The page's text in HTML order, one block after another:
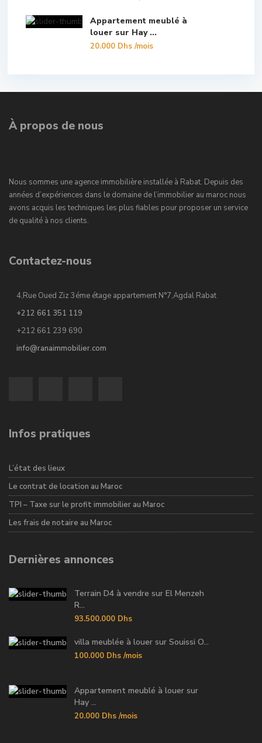
Appartement meublé à
louer sur Hay ...
20.000 Dhs/mois
À propos de nous
Nous sommes une agence immobilière installée à Rabat. Depuis des
années d’expériences dans le domaine de l’immobilier au maroc nous
avons acquis les techniques les plus fiables pour proposer un service
de qualité à nos clients.
Contactez-nous
4,Rue Oued Ziz 3éme étage appartement N°7,Agdal Rabat
+212 661 351 119
+212 661 239 690
info@ranaimmobilier.com
Infos pratiques
L’état des lieux
Le contrat de location au Maroc
TPI – Taxe sur le profit immobilier au Maroc
Les frais de notaire au Maroc
Dernières annonces
Terrain D4 à vendre sur El Menzeh
R...
93.500.000 Dhs
villa meublée à louer sur Souissi O...
100.000 Dhs /mois
Appartement meublé à louer sur
Hay ...
20.000 Dhs /mois